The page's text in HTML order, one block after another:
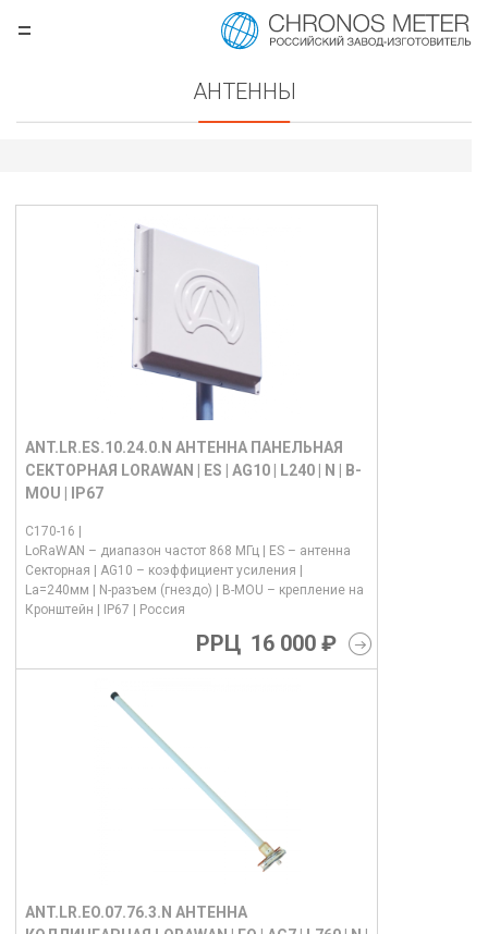
=
АНТЕННЫ
ANT.LR.ES.10.24.0.N АНТЕННА ПАНЕЛЬНАЯ
СЕКТОРНАЯ LORAWAN | ES | AG10 | L240 | N | B-
MOU | IP67
РРЦ 16 000 ₽
C170-16 |
LoRaWAN – диапазон частот 868 МГц | ES – антенна
Секторная | AG10 – коэффициент усиления |
La=240мм | N-разъем (гнездо) | B-MOU – крепление на
Кронштейн | IP67 | Россия
ANT.LR.EO.07.76.3.N АНТЕННА